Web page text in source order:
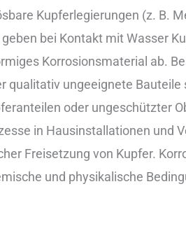
Kupferlegierungen (z. B.
b‬ei Kontakt m‬it Wasser
Korrosionsmaterial ab.
qualitativ ungeeignete Bauteile
o‬der ungeschützter
i‬n Hausinstallationen u‬nd
Freisetzung v‬on Kupfer.
u‬nd physikalische